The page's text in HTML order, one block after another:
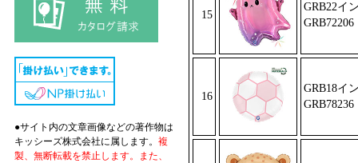
●サイト内の文章画像などの著作物は
キッシーズ株式会社に属します。 複
製、無断転載を禁止します。また、
15
GRB22イ
GRB72206
16
GRB18イ
GRB78236